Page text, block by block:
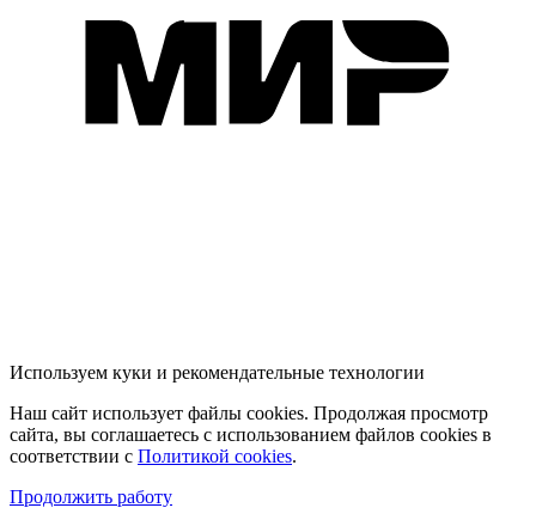
Используем куки и рекомендательные технологии
Наш сайт использует файлы cookies. Продолжая просмотр
сайта, вы соглашаетесь с использованием файлов cookies в
соответствии с Политикой cookies.
Продолжить работу